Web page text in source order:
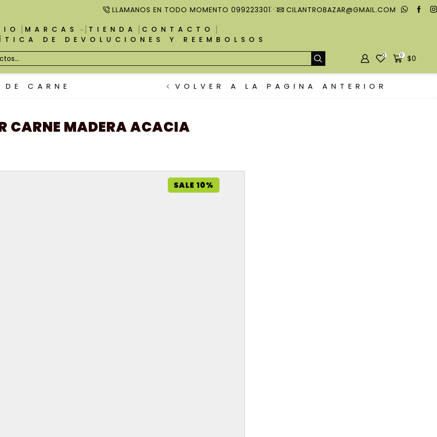
LLAMANOS EN TODO MOMENTO 099223301
CILANTROBAZAR@GMAIL.COM
MARCAS TIENDA
CONTACTO
DE DEVOLUCIONES Y REEMBOLSOS
0 0 $0
CARNE VOLVER A LA PAGINA ANTERIOR
CARNE MADERA ACACIA
SALE 10%